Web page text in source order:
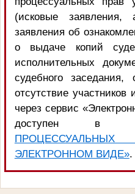
(исковые заявления,
заявления об
о выдаче копий
исполнительных
судебного
отсутствие
через сервис
доступен в
ЭЛЕКТРОННОМ ВИДЕ».